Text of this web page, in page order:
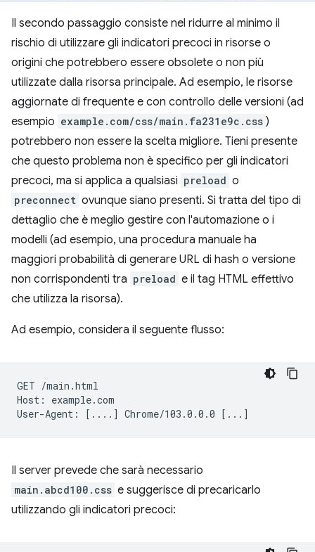
Il secondo passaggio consiste nel ridurre al minimo il
rischio di utilizzare gli indicatori precoci in risorse o
origini che potrebbero essere obsolete o non più
utilizzate dalla risorsa principale. Ad esempio, le risorse
aggiornate di frequente e con controllo delle versioni (ad
esempio example.com/css/main.fa231e9c.css )
potrebbero non essere la scelta migliore. Tieni presente
che questo problema non è specifico per gli indicatori
precoci, ma si applica a qualsiasi preload o
preconnect ovunque siano presenti. Si tratta del tipo di
dettaglio che è meglio gestire con l'automazione o i
modelli (ad esempio, una procedura manuale ha
maggiori probabilità di generare URL di hash o versione
non corrispondenti tra preload e il tag HTML effettivo
che utilizza la risorsa).
Ad esempio, considera il seguente flusso:
GET /main.html
Host:
example.com
User-Agent:
[ .... ] Chrome/103.0.0.0 [ ... ]
Il server prevede che sarà necessario
main.abcd100.css e suggerisce di precaricarlo
utilizzando gli indicatori precoci: